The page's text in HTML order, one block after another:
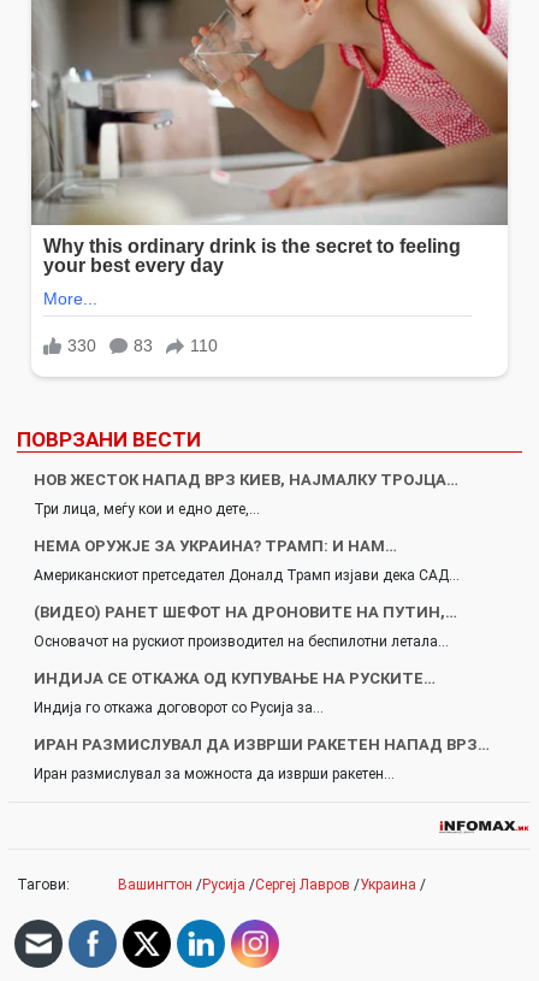
ПОВРЗАНИ ВЕСТИ
НОВ ЖЕСТОК НАПАД ВРЗ КИЕВ, НАЈМАЛКУ ТРОЈЦА…
Три лица, меѓу кои и едно дете,…
НЕМА ОРУЖЈЕ ЗА УКРАИНА? ТРАМП: И НАМ…
Американскиот претседател Доналд Трамп изјави дека САД…
(ВИДЕО) РАНЕТ ШЕФОТ НА ДРОНОВИТЕ НА ПУТИН,…
Основачот на рускиот производител на беспилотни летала…
ИНДИЈА СЕ ОТКАЖА ОД КУПУВАЊЕ НА РУСКИТЕ…
Индија го откажа договорот со Русија за…
ИРАН РАЗМИСЛУВАЛ ДА ИЗВРШИ РАКЕТЕН НАПАД ВРЗ…
Иран размислувал за можноста да изврши ракетен…
Тагови: Вашингтон /Русија /Сергеј Лавров /Украина /